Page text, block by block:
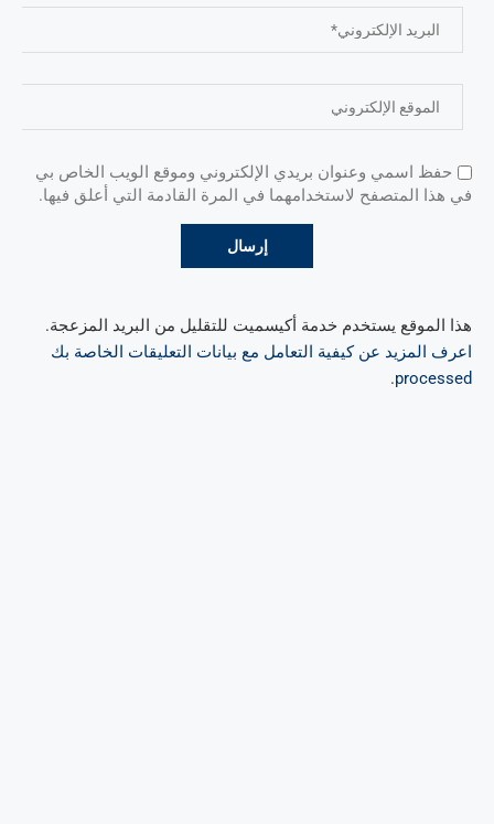
حفظ اسمي وعنوان بريدي الإلكتروني وموقع الويب الخاص بي
في هذا المتصفح لاستخدامهما في المرة القادمة التي أعلق فيها.
هذا الموقع يستخدم خدمة أكيسميت للتقليل من البريد المزعجة.
اعرف المزيد عن كيفية التعامل مع بيانات التعليقات الخاصة بك
processed
.